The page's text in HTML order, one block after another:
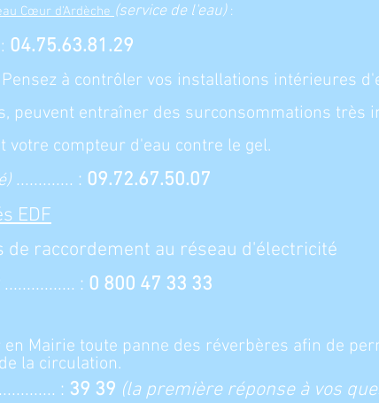
Cœur d'Ardèche (service de l'eau):
04.75.63.81.29
à contrôler vos installations intérieures
peuvent entraîner des surconsommations très
votre compteur d'eau contre le gel.
............. : 09.72.67.50.07
EDF
de raccordement au réseau d'électricité
................ : 0 800 47 33 33
Mairie toute panne des réverbères afin de
la circulation.
: 39 39 (la première réponse à vos